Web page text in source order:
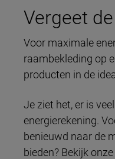
Vergeet
Voor maximale
raambekleding op
producten in de
Je ziet het, er is
energierekening.
benieuwd naar de
bieden? Bekijk